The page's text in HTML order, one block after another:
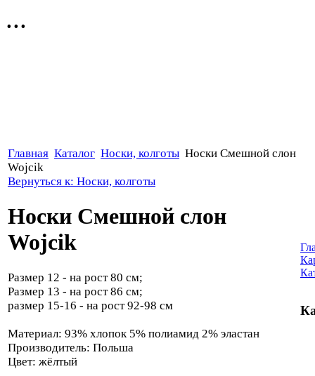
...
Главная Каталог Носки, колготы Носки Смешной слон
Wojcik
Вернуться к: Носки, колготы
Носки Смешной слон
Wojcik
Размер 12 - на рост 80 см;
Размер 13 - на рост 86 см;
размер 15-16 - на рост 92-98 см
Материал: 93% хлопок 5% полиамид 2% эластан
Производитель: Польша
Цвет: жёлтый